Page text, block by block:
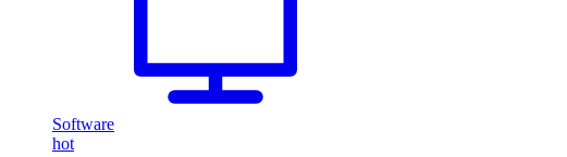
Software
hot